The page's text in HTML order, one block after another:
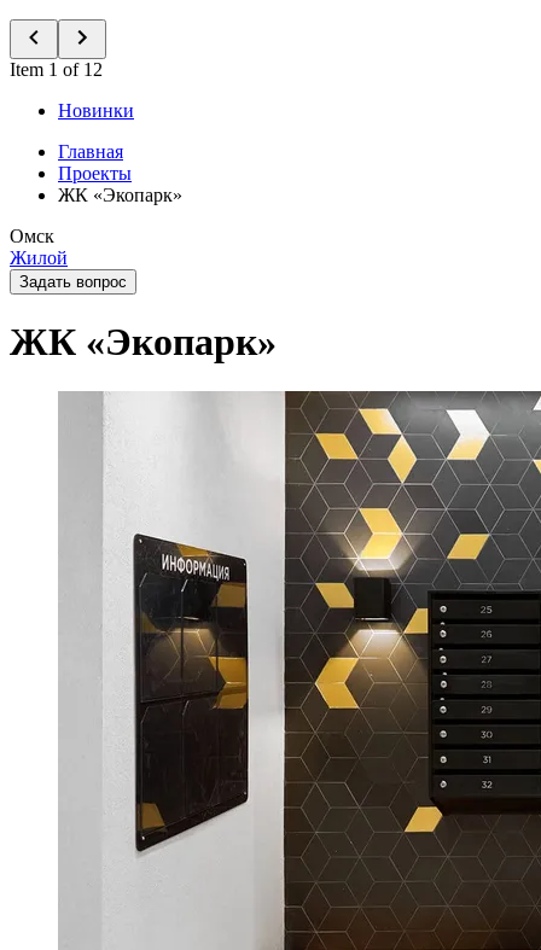
Item 1 of 12
Новинки
Главная
Проекты
ЖК «Экопарк»
Омск
Жилой
Задать вопрос
ЖК «Экопарк»